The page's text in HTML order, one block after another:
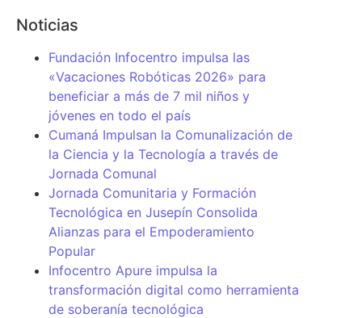
Noticias
Fundación Infocentro impulsa las
«Vacaciones Robóticas 2026» para
beneficiar a más de 7 mil niños y
jóvenes en todo el país
Cumaná Impulsan la Comunalización de
la Ciencia y la Tecnología a través de
Jornada Comunal
Jornada Comunitaria y Formación
Tecnológica en Jusepín Consolida
Alianzas para el Empoderamiento
Popular
Infocentro Apure impulsa la
transformación digital como herramienta
de soberanía tecnológica